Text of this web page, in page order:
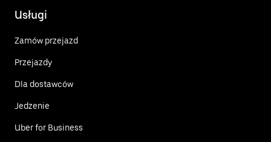
Usługi
Zamów przejazd
Przejazdy
Dla dostawców
Jedzenie
Uber for Business